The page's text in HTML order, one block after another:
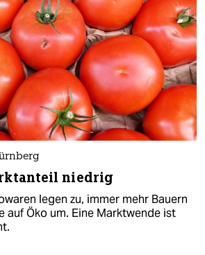
niedrig
legen zu, immer mehr Bauern
auf Öko um. Eine Marktwende ist